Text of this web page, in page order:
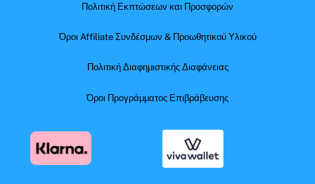
Πολιτική Εκπτώσεων και Προσφορών
Όροι Affiliate Συνδέσμων & Προωθητικού Υλικού
Πολιτική Διαφημιστικής Διαφάνειας
Όροι Προγράμματος Επιβράβευσης